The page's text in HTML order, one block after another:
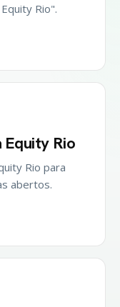
Rio".
Rio
Rio para
abertos.